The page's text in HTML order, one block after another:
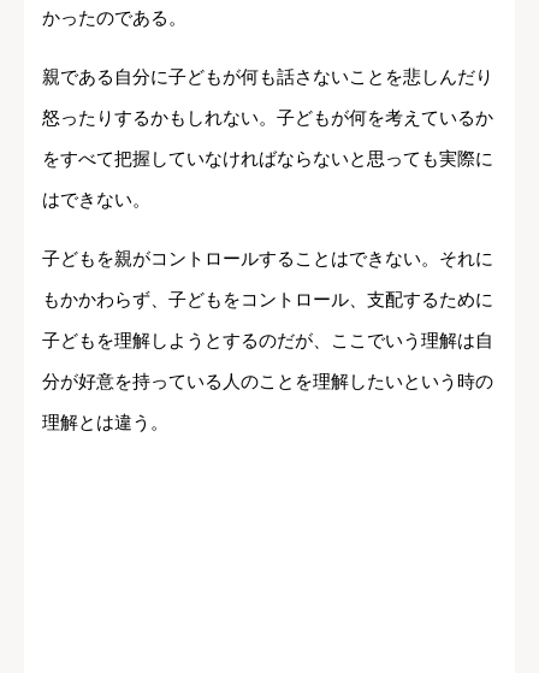
かったのである。
親である自分に子どもが何も話さないことを悲しんだり
怒ったりするかもしれない。子どもが何を考えているか
をすべて把握していなければならないと思っても実際に
はできない。
子どもを親がコントロールすることはできない。それに
もかかわらず、子どもをコントロール、支配するために
子どもを理解しようとするのだが、ここでいう理解は自
分が好意を持っている人のことを理解したいという時の
理解とは違う。